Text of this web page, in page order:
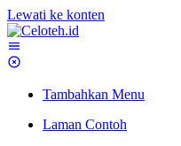
Lewati ke konten
Tambahkan Menu
Laman Contoh